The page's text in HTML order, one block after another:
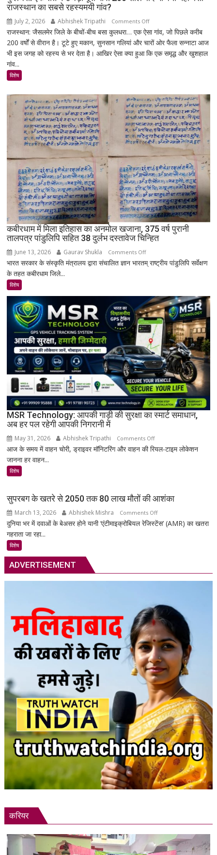
राजस्थान का सबसे रहस्यमयी गांव?
July 2, 2026 Abhishek Tripathi Comments Offon
कुलधरा:
एक
रात
गाँव!
200
साल
बाद
भी
क्यों
बसा
राजस्थान
का
सबसे
रहस्यमयी
गांव?
राजस्थान: जैसलमेर जिले के बीचों-बीच बसा कुलधरा… एक ऐसा गांव, जो पिछले करीब
200 वर्षों से वीरान है। टूटे हुए मकान, सुनसान गलियां और चारों ओर फैला सन्नाटा आज
भी इस जगह को रहस्य से भर देता है। आखिर ऐसा क्या हुआ कि एक समृद्ध और खुशहाल
गांव...
विशेष
कबीरधाम में मिला इतिहास का अनमोल खजाना, 375 वर्ष पुरानी
तालपत्र पांडुलिपि सहित 38 दुर्लभ दस्तावेज चिन्हित
June 13, 2026 Gaurav Shukla Comments Offon
कबीरधाम
का
अनमोल
खजाना,
375
वर्ष
पुरानी
तालपत्र
पांडुलिपि
सहित
38
दुर्लभ
भारत सरकार के संस्कृति मंत्रालय द्वारा संचालित ज्ञान भारतम् राष्ट्रीय पांडुलिपि सर्वेक्षण
के तहत कबीरधाम जिले...
विशेष
MSR Technology: आपकी गाड़ी की सुरक्षा का स्मार्ट समाधान,
अब हर पल रहेगी आपकी निगरानी में
May 31, 2026 Abhishek Tripathi Comments Offon
MSR
सुरक्षा
का
स्मार्ट
में
आज के समय में वाहन चोरी, ड्राइवर मॉनिटरिंग और वाहन की रियल-टाइम लोकेशन
जानना हर वाहन...
विशेष
सुपरबग के खतरे से 2050 तक 80 लाख मौतों की आशंका
March 13, 2026 Abhishek Mishra Comments Offon
सुपरबग
तक
मौतों
की
आशंका
दुनिया भर में दवाओं के बेअसर होने यानी ‘एंटीमाइक्रोबियल रेजिस्टेंस’ (AMR) का खतरा
गहराता जा रहा...
विशेष
ADVERTISEMENT
करियर